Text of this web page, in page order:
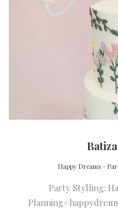
by
Happy Dreams -
Party Stylling: